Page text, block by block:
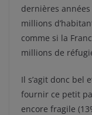
dernières
millions
comme si la
millions de
Il s’agit donc bel
fournir ce petit
encore fragile